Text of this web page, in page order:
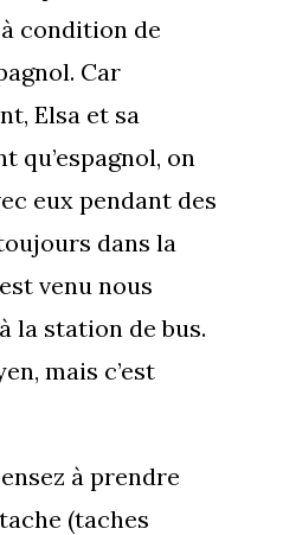
condition de
Car
Elsa et sa
qu’espagnol, on
eux pendant des
dans la
venu nous
la station de bus.
mais c’est
à prendre
(taches